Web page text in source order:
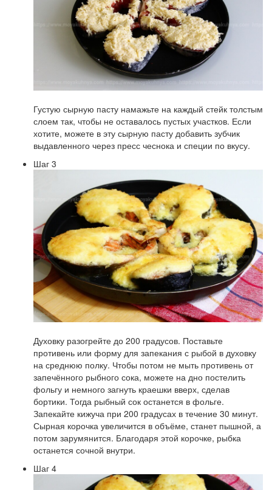
Густую сырную пасту намажьте на каждый стейк толстым
слоем так, чтобы не оставалось пустых участков. Если
хотите, можете в эту сырную пасту добавить зубчик
выдавленного через пресс чеснока и специи по вкусу.
Шаг 3
Духовку разогрейте до 200 градусов. Поставьте
противень или форму для запекания с рыбой в духовку
на среднюю полку. Чтобы потом не мыть противень от
запечённого рыбного сока, можете на дно постелить
фольгу и немного загнуть краешки вверх, сделав
бортики. Тогда рыбный сок останется в фольге.
Запекайте кижуча при 200 градусах в течение 30 минут.
Сырная корочка увеличится в объёме, станет пышной, а
потом зарумянится. Благодаря этой корочке, рыбка
останется сочной внутри.
Шаг 4